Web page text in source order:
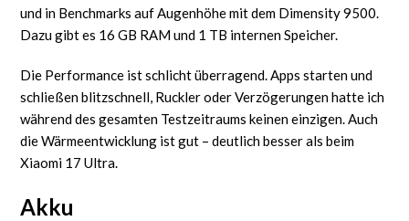
und in Benchmarks auf Augenhöhe mit dem Dimensity 9500.
Dazu gibt es 16 GB RAM und 1 TB internen Speicher.
Die Performance ist schlicht überragend. Apps starten und
schließen blitzschnell, Ruckler oder Verzögerungen hatte ich
während des gesamten Testzeitraums keinen einzigen. Auch
die Wärmeentwicklung ist gut – deutlich besser als beim
Xiaomi 17 Ultra.
Akku